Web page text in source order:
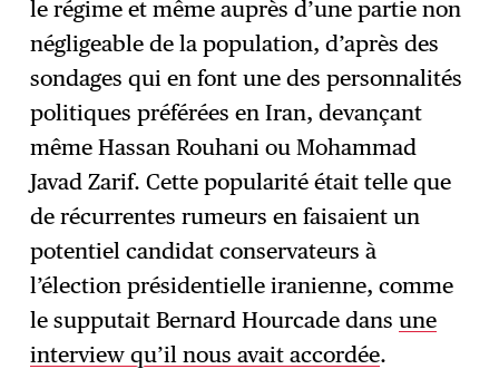
le régime et même auprès d’une partie non
négligeable de la population, d’après des
sondages qui en font une des personnalités
politiques préférées en Iran, devançant
même Hassan Rouhani ou Mohammad
Javad Zarif. Cette popularité était telle que
de récurrentes rumeurs en faisaient un
potentiel candidat conservateurs à
l’élection présidentielle iranienne, comme
le supputait Bernard Hourcade dansune
interview qu’il nous avait accordée.